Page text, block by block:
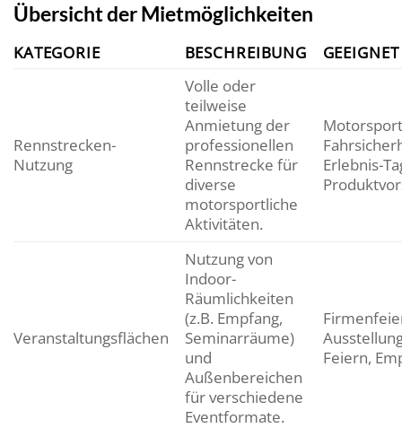
Übersicht der Mietmöglichkeiten
KATEGORIE BESCHREIBUNG
Rennstrecken-
Nutzung
Volle oder
teilweise
Anmietung der
professionellen
Rennstrecke für
diverse
motorsportliche
Aktivitäten.
Erlebnis-
Veranstaltungsflächen
Nutzung von
Indoor-
Räumlichkeiten
(z.B. Empfang,
Seminarräume)
und
Außenbereichen
für verschiedene
Eventformate.
Feiern,